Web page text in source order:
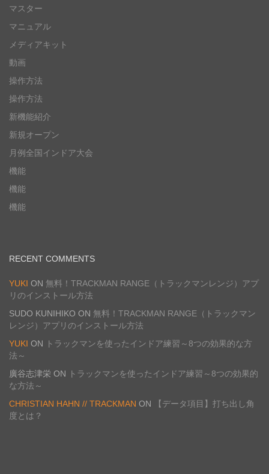
マスター
マニュアル
メディアキット
動画
操作方法
操作方法
新機能紹介
新規オープン
月例全国インドア大会
機能
機能
機能
RECENT COMMENTS
YUKI ON 無料！TRACKMAN RANGE（トラックマンレンジ）アプ
リのインストール方法
SUDO KUNIHIKO ON 無料！TRACKMAN RANGE（トラックマン
レンジ）アプリのインストール方法
YUKI ON
トラックマンを使ったインドア練習～8つの効果的な方
法～
廣谷志津栄 ON
トラックマンを使ったインドア練習～8つの効果的
な方法～
CHRISTIAN HAHN // TRACKMAN ON
【データ項目】打ち出し角
度とは？